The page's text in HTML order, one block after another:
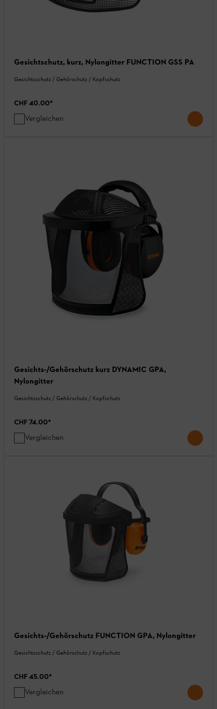
Gesichtschutz, kurz, Nylongitter FUNCTION GSS PA
Gesichtsschutz / Gehörschutz / Kopfschutz
CHF 40.00*
Vergleichen
Gesichts-/Gehörschutz kurz DYNAMIC GPA,
Nylongitter
Gesichtsschutz / Gehörschutz / Kopfschutz
CHF 74.00*
Vergleichen
Gesichts-/Gehörschutz FUNCTION GPA, Nylongitter
Gesichtsschutz / Gehörschutz / Kopfschutz
CHF 45.00*
Vergleichen